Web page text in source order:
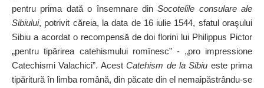
pentru prima dată o însemnare dinSocotelile consulare ale
Sibiului, potrivit căreia, la data de 16 iulie 1544, sfatul oraşului
Sibiu a acordat o recompensă de doi florini lui Philippus Pictor
„pentru tipărirea catehismului romînesc” - „pro impressione
Catechismi Valachici”. AcestCatehism de la Sibiu este prima
tipăritură în limba română, din păcate din el nemaipăstrându‑se